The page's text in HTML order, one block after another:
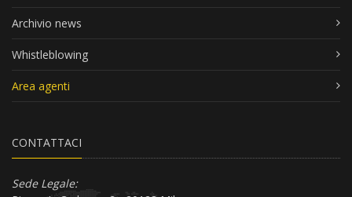
Archivio news
Whistleblowing
Area agenti
CONTATTACI
Sede Legale: